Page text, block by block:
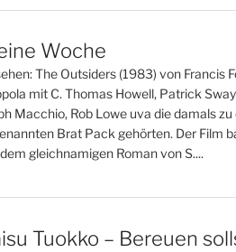
Woche
The Outsiders (1983) von Francis
mit C. Thomas Howell, Patrick
Macchio, Rob Lowe uva die damals zu
Brat Pack gehörten. Der Film
gleichnamigen Roman von S....
Tuokko – Bereuen